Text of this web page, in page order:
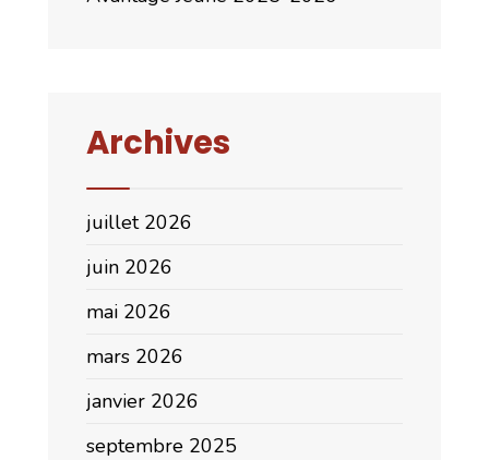
Archives
juillet 2026
juin 2026
mai 2026
mars 2026
janvier 2026
septembre 2025